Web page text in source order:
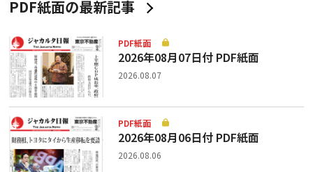
PDF紙面の最新記事
PDF紙面
2026年08月07日付 PDF紙面
2026.08.07
PDF紙面
2026年08月06日付 PDF紙面
2026.08.06